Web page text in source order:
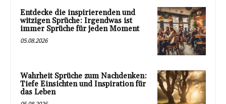
Entdecke die inspirierenden und
witzigen Sprüche: Irgendwas ist
immer Sprüche für jeden Moment
05.08.2026
Wahrheit Sprüche zum Nachdenken:
Tiefe Einsichten und Inspiration für
das Leben